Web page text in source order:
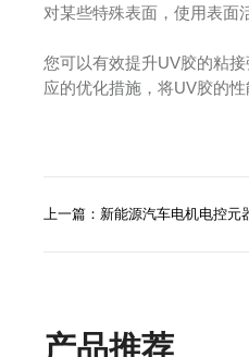
对某些特殊表面，使用表面
您可以有效提升UV胶的粘
应的优化措施，将UV胶的性
上一篇：新能源汽车电机电控元
产品推荐